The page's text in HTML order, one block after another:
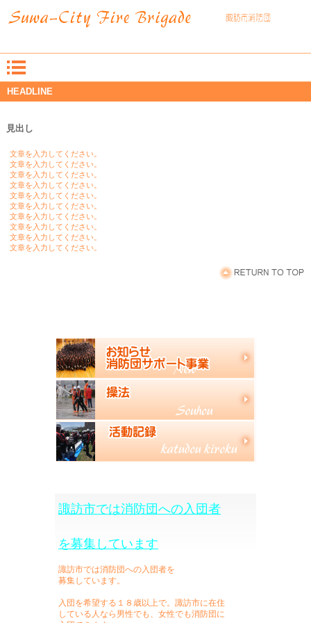
HEADLINE
見出し
文章を入力してください。
文章を入力してください。
文章を入力してください。
文章を入力してください。
文章を入力してください。
文章を入力してください。
文章を入力してください。
文章を入力してください。
文章を入力してください。
文章を入力してください。
諏訪市では消防団への入団者
を募集しています
諏訪市では消防団への入団者を
募集しています。
入団を希望する１８歳以上で。諏訪市に在住
している人なら男性でも、女性でも消防団に